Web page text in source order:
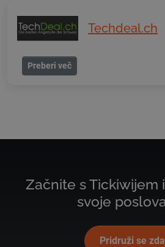
Techdeal.ch
Preberi več
Začnite s Tickiwijem
svoje
Pridruži se